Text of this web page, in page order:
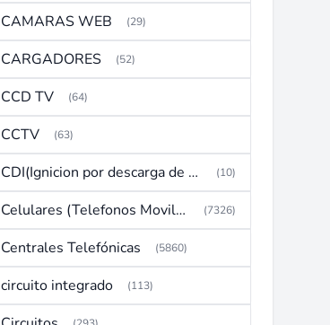
CAMARAS WEB (29)
CARGADORES (52)
CCD TV (64)
CCTV (63)
CDI(Ignicion por descarga de capacitor) (10)
Celulares (Telefonos Moviles) (7326)
Centrales Telefónicas (5860)
circuito integrado (113)